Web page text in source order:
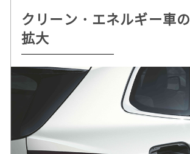
クリーン・エネルギー車の
拡大
持続可能な
クルマづくりを追求
自動運転 /
デジタル・サービスの革新
ドライビング・プレジャー
へのこだわり